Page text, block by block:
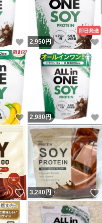
いいね！
2,950円
いいね！
2,980円
いいね！
3,280円